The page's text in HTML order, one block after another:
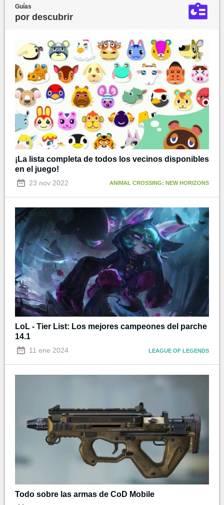
Guías
por descubrir
¡La lista completa de todos los vecinos disponibles
en el juego!
23 nov 2022 ANIMAL CROSSING: NEW HORIZONS
LoL - Tier List: Los mejores campeones del parche
14.1
11 ene 2024 LEAGUE OF LEGENDS
Todo sobre las armas de CoD Mobile